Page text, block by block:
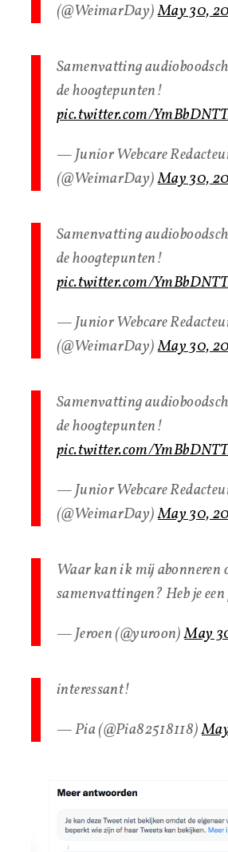
(@WeimarDay)May 30,
Samenvatting
de hoogtepunten!
pic.twitter.com/
— Junior Webcare
(@WeimarDay)May 30,
Samenvatting
de hoogtepunten!
pic.twitter.com/
— Junior Webcare
(@WeimarDay)May 30,
Samenvatting
de hoogtepunten!
pic.twitter.com/
— Junior Webcare
(@WeimarDay)May 30,
Waar kan ik mij abonneren
samenvattingen? Heb je
— Jeroen (@yuroon)May
interessant!
— Pia (@Pia82518118)